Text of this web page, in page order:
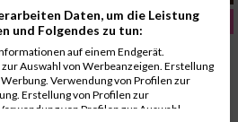
FRAUEN FITNESS
Daten, um die Leistung
und Folgendes zu tun:
auf einem Endgerät.
Auswahl von Werbeanzeigen. Erstellung
Verwendung von Profilen zur
Erstellung von Profilen zur
von Profilen zur Auswahl